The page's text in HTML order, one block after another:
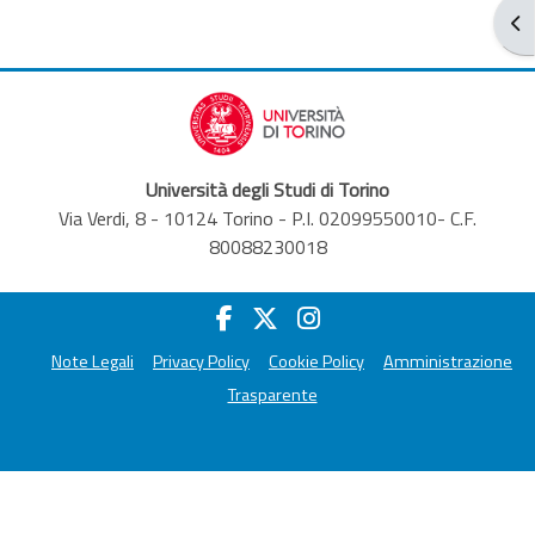
Università degli Studi di Torino
Via Verdi, 8 - 10124 Torino - P.I. 02099550010- C.F.
80088230018
Note Legali Privacy Policy Cookie Policy
Amministrazione
Trasparente